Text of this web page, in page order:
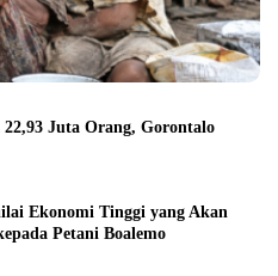
Juta Orang, Gorontalo
Ekonomi Tinggi yang Akan
Petani Boalemo